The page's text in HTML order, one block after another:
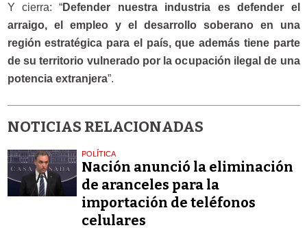
Y cierra: “Defender nuestra industria es defender el
arraigo, el empleo y el desarrollo soberano en una
región estratégica para el país, que además tiene parte
de su territorio vulnerado por la ocupación ilegal de una
potencia extranjera”.
NOTICIAS RELACIONADAS
POLÍTICA
Nación anunció la eliminación
de aranceles para la
importación de teléfonos
celulares